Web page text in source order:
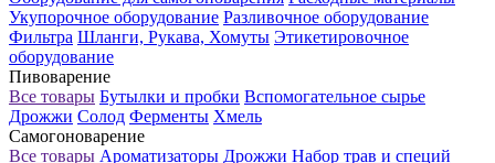
Укупорочное оборудование Разливочное оборудование
Фильтра Шланги, Рукава, Хомуты Этикетировочное
оборудование
Пивоварение
Все товары Бутылки и пробки Вспомогательное сырье
Дрожжи Солод Ферменты Хмель
Самогоноварение
Все товары Ароматизаторы Дрожжи Набор трав и специй